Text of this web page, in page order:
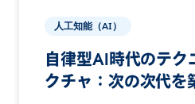
人工知能（AI）
自律型AI時代のテク
クチャ：次の次代を